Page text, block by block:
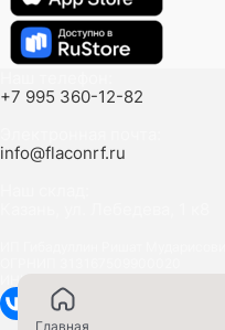
+7 995 360-12-82
info@flaconrf.ru
ИНН 161201708050
Главная